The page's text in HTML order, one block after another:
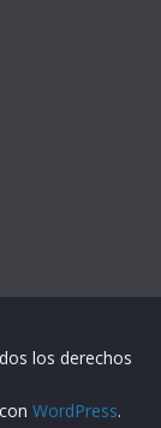
los derechos
WordPress.